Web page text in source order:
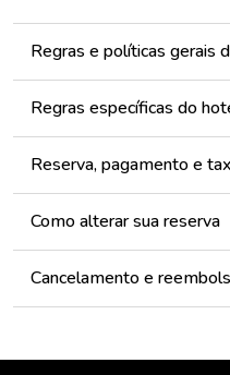
Regras e políticas gerais
Regras específicas do
Reserva, pagamento e
Como alterar sua reserva
Cancelamento e